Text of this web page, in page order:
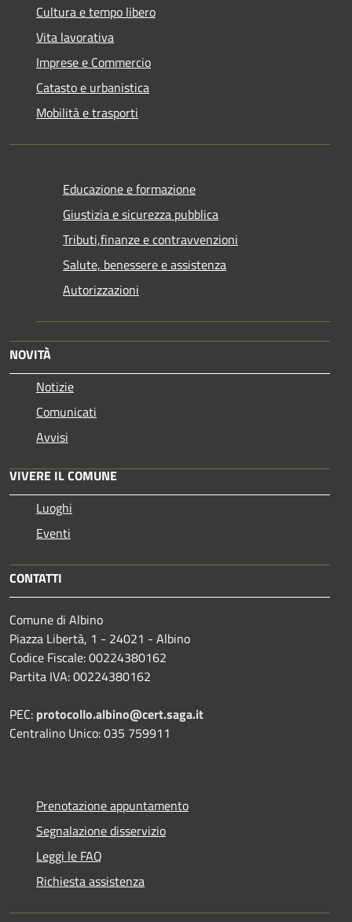
Cultura e tempo libero
Vita lavorativa
Imprese e Commercio
Catasto e urbanistica
Mobilità e trasporti
Educazione e formazione
Giustizia e sicurezza pubblica
Tributi,finanze e contravvenzioni
Salute, benessere e assistenza
Autorizzazioni
NOVITÀ
Notizie
Comunicati
Avvisi
VIVERE IL COMUNE
Luoghi
Eventi
CONTATTI
Comune di Albino
Piazza Libertà, 1 - 24021 - Albino
Codice Fiscale: 00224380162
Partita IVA: 00224380162
PEC: protocollo.albino@cert.saga.it
Centralino Unico: 035 759911
Prenotazione appuntamento
Segnalazione disservizio
Leggi le FAQ
Richiesta assistenza